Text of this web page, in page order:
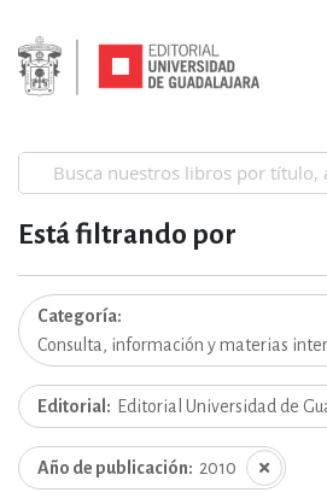
Está filtrando por
Categoría
Consulta, información y materias
Editorial Editorial Universidad de
Año de publicación 2010